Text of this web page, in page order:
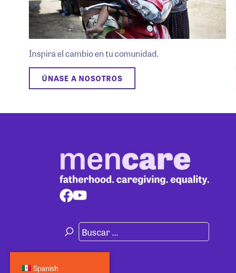
Inspira el cambio en tu comunidad.
ÚNASE A NOSOTROS
Spanish